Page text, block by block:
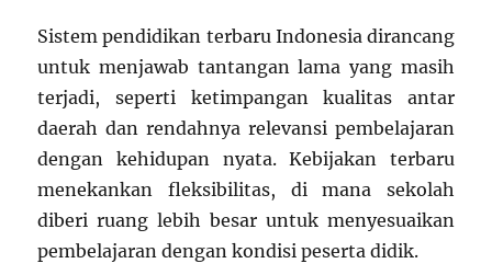
Sistem pendidikan terbaru Indonesia dirancang
untuk menjawab tantangan lama yang masih
terjadi, seperti ketimpangan kualitas antar
daerah dan rendahnya relevansi pembelajaran
dengan kehidupan nyata. Kebijakan terbaru
menekankan fleksibilitas, di mana sekolah
diberi ruang lebih besar untuk menyesuaikan
pembelajaran dengan kondisi peserta didik.